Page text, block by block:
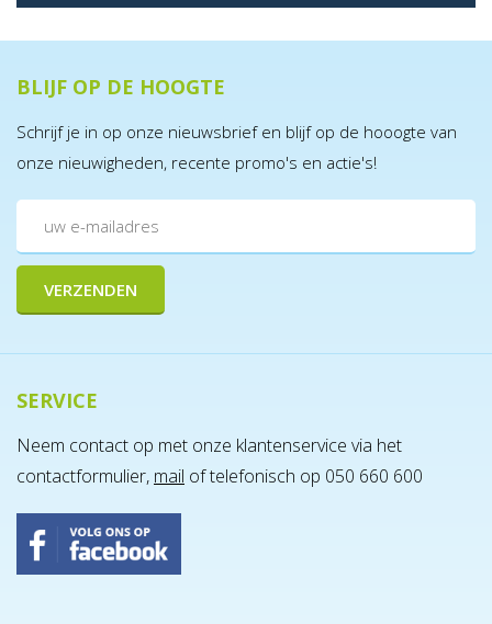
BLIJF OP DE HOOGTE
Schrijf je in op onze nieuwsbrief en blijf op de hooogte van
onze nieuwigheden, recente promo's en actie's!
SERVICE
Neem contact op met onze klantenservice via het
contactformulier, mail of telefonisch op 050 660 600